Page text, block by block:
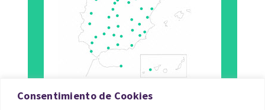
Consentimiento de Cookies